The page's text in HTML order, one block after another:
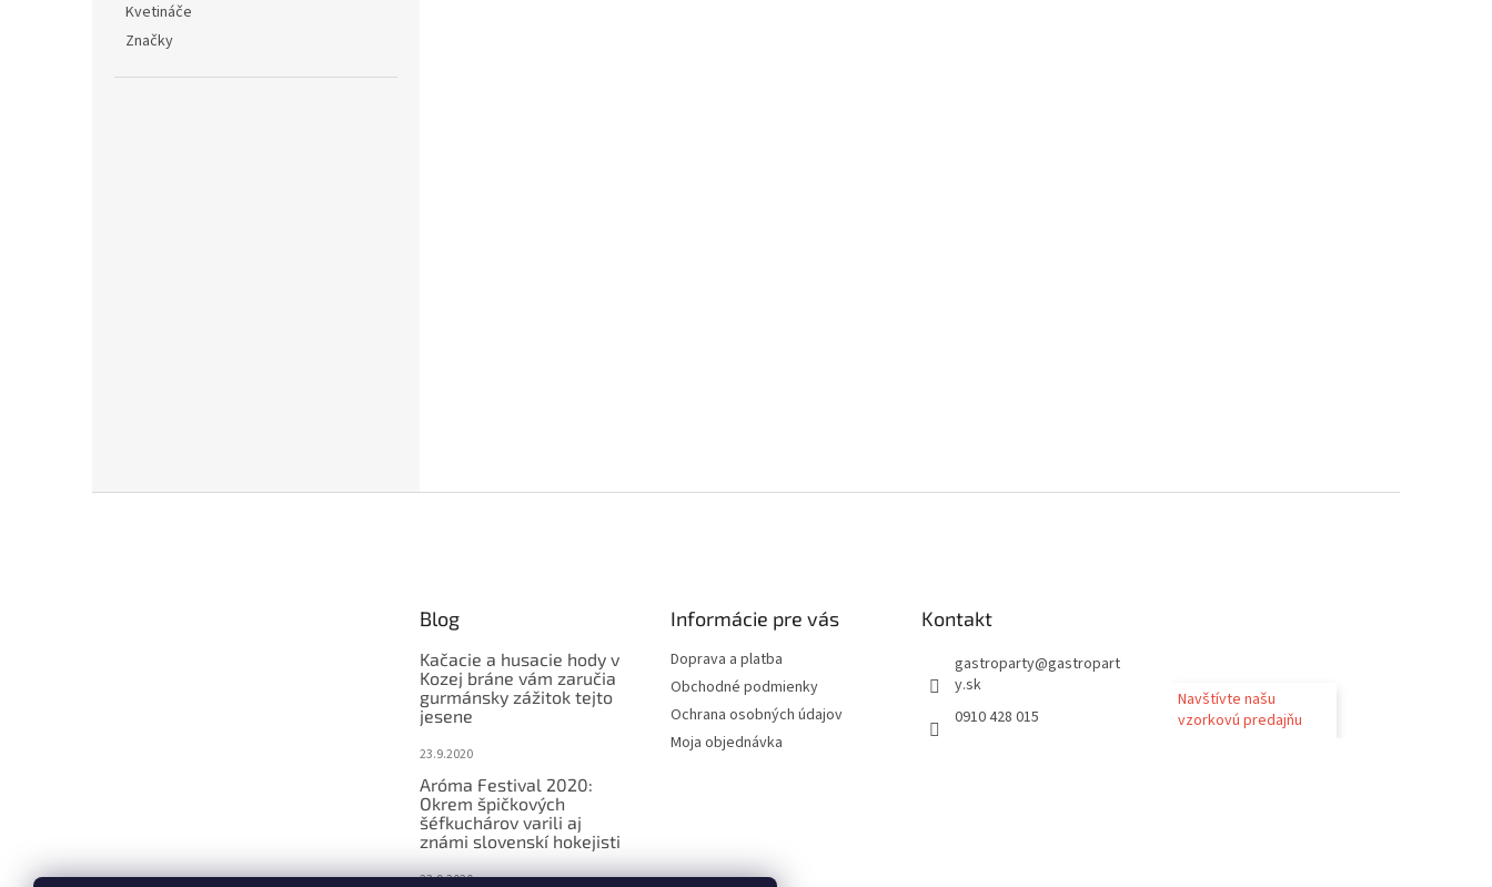
Kvetináče
Značky
Blog
Kačacie a husacie hody v
Kozej bráne vám zaručia
gurmánsky zážitok tejto
jesene
23.9.2020
Aróma Festival 2020:
Okrem špičkových
šéfkuchárov varili aj
známi slovenskí hokejisti
23.9.2020
Informácie pre vás
Doprava a platba
Obchodné podmienky
Ochrana osobných údajov
Moja objednávka
Kontakt
gastroparty@gastropart
y.sk
0910 428 015
Navštívte našu
vzorkovú predajňu